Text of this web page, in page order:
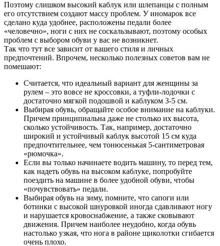
Поэтому слишком высокий каблук или шлепанцы с полным
его отсутствием создают массу проблем. У иномарок все
сделано куда удобнее, расположены педали более
«человечно», ноги с них не соскальзывают, поэтому особых
проблем с выбором обуви у вас не возникнет.
Так что тут все зависит от вашего стиля и личных
предпочтений. Впрочем, несколько полезных советов вам не
помешают:
Считается, что идеальный вариант для женщины за
рулем – это вовсе не кроссовки, а туфли-лодочки с
достаточно мягкой подошвой и каблуком 3-5 см.
Выбирая обувь, обращайте особое внимание на каблуки.
Причем принципиальна даже не столько их высота,
сколько устойчивость. Так, например, достаточно
широкий и устойчивый каблук высотой 15 см куда
предпочтительнее, чем тонюсенькая 5-сантиметровая
«рюмочка».
Если вы только начинаете водить машину, то перед тем,
как надеть обувь на высоком каблуке, попробуйте
поездить на машине в более удобной обуви, чтобы
«почувствовать» педали.
Выбирая обувь на зиму, помните, что сапоги или
ботинки с высокой шнуровкой иногда сдавливают ногу
и нарушается кровоснабжение, а также сковывают
движения. Причем наиболее неудобно, когда обувь
настолько узкая, что нога в районе щиколотки сгибается
очень плохо.